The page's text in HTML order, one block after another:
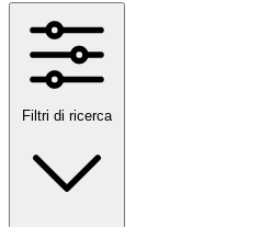
Filtri di ricerca